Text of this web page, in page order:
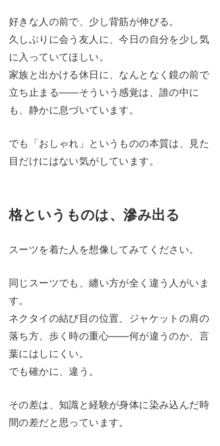
好きな人の前で、少し背筋が伸びる。
久しぶりに会う友人に、今日の自分を少し気
に入っていてほしい。
家族と出かける休日に、なんとなく鏡の前で
立ち止まる——そういう感覚は、誰の中に
も、静かに息づいています。
でも「おしゃれ」というものの本質は、見た
目だけにはない気がしています。
格というものは、滲み出る
スーツを着た人を想像してみてください。
同じスーツでも、纏い方が全く違う人がいま
す。
ネクタイの結び目の位置、ジャケットの肩の
落ち方、歩く時の重心——何が違うのか、言
葉にはしにくい。
でも確かに、違う。
その差は、知識と経験が身体に染み込んだ時
間の差だと思っています。